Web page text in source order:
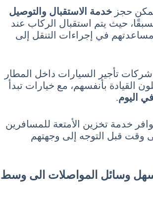
حجز خدمة الاستقبال والتوصيل
حيث يتم استقبال الركاب عند
في إجراءات التنقل إلى
تأجير السيارات داخل المطار
القيادة بأنفسهم، مع خيارات تبدأ
.
خدمة تخزين الأمتعة للمسافرين
وقت قبل التوجه إلى وجهتهم
وسائل المواصلات الى وسط